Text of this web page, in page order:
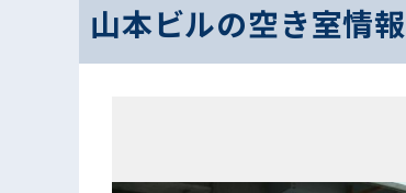
山本ビルの空き室情報